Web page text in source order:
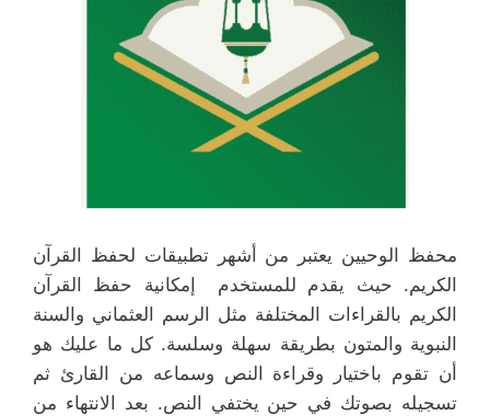
محفظ الوحيين يعتبر من أشهر تطبيقات لحفظ القرآن
الكريم. حيث يقدم للمستخدم إمكانية حفظ القرآن
الكريم بالقراءات المختلفة مثل الرسم العثماني والسنة
النبوية والمتون بطريقة سهلة وسلسة. كل ما عليك هو
أن تقوم باختيار وقراءة النص وسماعه من القارئ ثم
تسجيله بصوتك في حين يختفي النص. بعد الانتهاء من